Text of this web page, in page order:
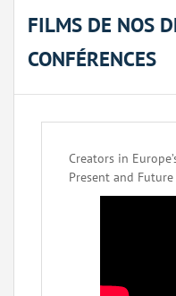
FILMS DE NOS
CONFÉRENCES
Creators in
Present and